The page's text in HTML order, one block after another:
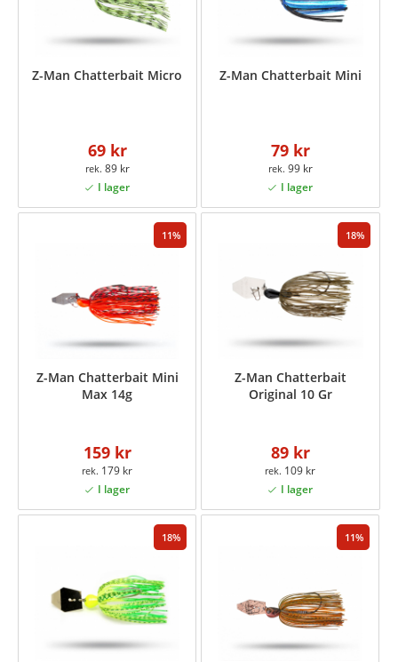
Z-Man Chatterbait Micro
69 kr
89 kr
Z-Man Chatterbait Mini
79 kr
99 kr
11
Z-Man Chatterbait Mini
Max 14g
159 kr
179 kr
18
Z-Man Chatterbait
Original 10 Gr
89 kr
109 kr
18 11